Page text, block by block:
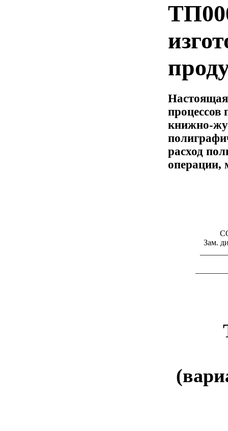
Настоящая
процессов
книжно-
расход
операции,
Зам.